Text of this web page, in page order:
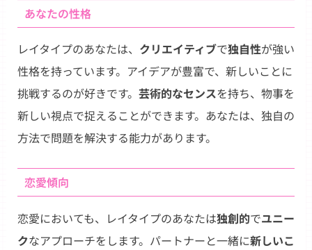
あなたの性格
レイタイプのあなたは、 クリエイティブで独自性が強い
性格を持っています。アイデアが豊富で、新しいことに
挑戦するのが好きです。 芸術的なセンスを持ち、物事を
新しい視点で捉えることができます。あなたは、独自の
方法で問題を解決する能力があります。
恋愛傾向
恋愛においても、レイタイプのあなたは独創的でユニー
クなアプローチをします。パートナーと一緒に新しいこ